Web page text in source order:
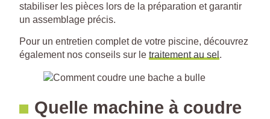
stabiliser les pièces lors de la préparation et garantir
un assemblage précis.
Pour un entretien complet de votre piscine, découvrez
également nos conseils sur le traitement au sel .
Quelle machine à coudre